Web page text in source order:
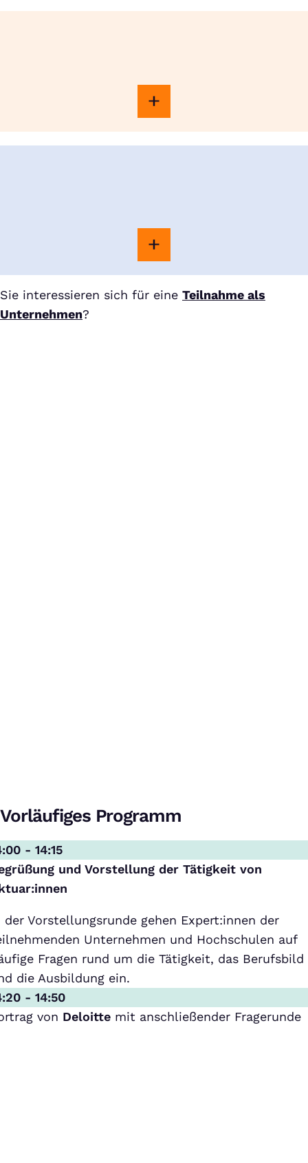
Sie interessieren sich für eine Teilnahme als
Unternehmen?
Weitere Informationen findest Du
Datenschutzerklärung
Vorläufiges Programm
- 14:15
und Vorstellung der Tätigkeit von
der Vorstellungsrunde gehen Expert:innen der
Unternehmen und Hochschulen auf
Fragen rund um die Tätigkeit, das Berufsbild
die Ausbildung ein.
- 14:50
von Deloitte mit anschließender Fragerunde